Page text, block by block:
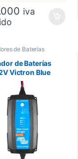
iva
de Baterías
de Baterías
Victron Blue